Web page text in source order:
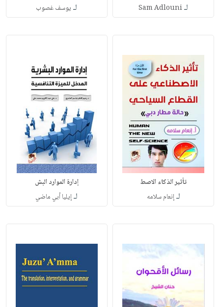
لـSam Adlouni لـ يوسف غصوب
تأثير الذكاء الاصط
لـإنعام سلامه
إدارة الموارد البش
لـإيليا أبي ماضي